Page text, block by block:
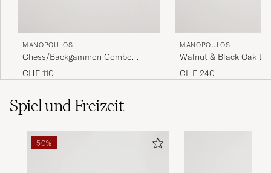
MANOPOULOS
Chess/Backgammon Combo
Game
CHF 110
MANOPOULOS
Walnut & Black Oak
Backgammon
CHF 240
Spiel und Freizeit
50%